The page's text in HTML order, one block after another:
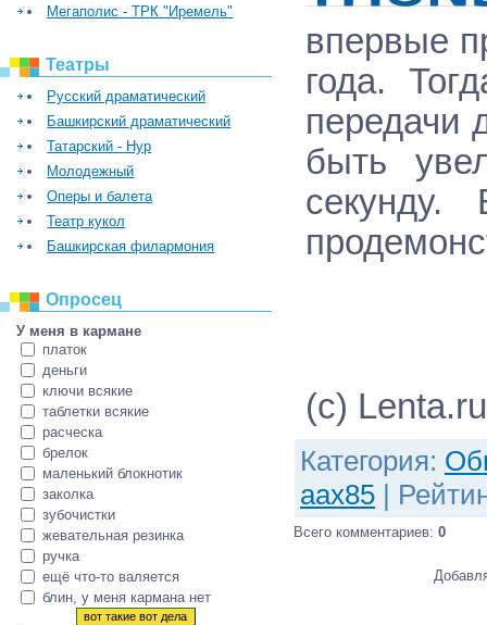
Мегаполис - ТРК "Иремель"
Театры
Русский драматический
Башкирский драматический
Татарский - Нур
Молодежный
Оперы и балета
Театр кукол
Башкирская филармония
Опросец
У меня в кармане
платок
деньги
ключи всякие
таблетки всякие
расческа
брелок
маленький блокнотик
заколка
зубочистки
жевательная резинка
ручка
ещё что-то валяется
блин, у меня кармана нет
впервые
года.
передачи
быть
секунду.
(c) Lenta.ru
Категория:
aax85 |
Всего комментариев: 0